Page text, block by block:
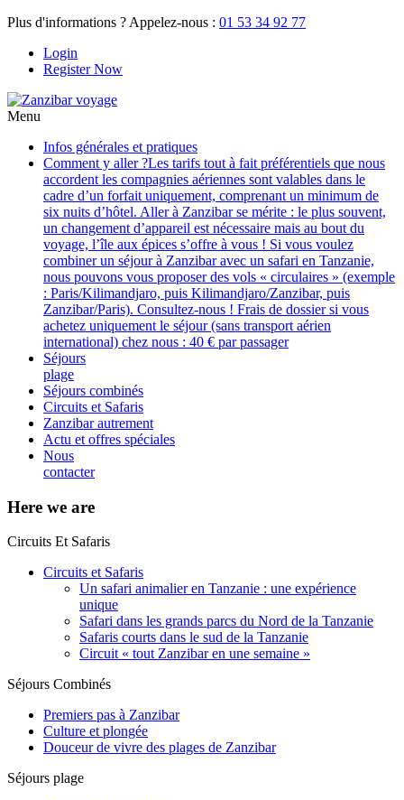
Plus d'informations ? Appelez-nous : 01 53 34 92 77
Login
Register Now
Menu
Infos générales et pratiques
Comment y aller ?Les tarifs tout à fait préférentiels que nous
accordent les compagnies aériennes sont valables dans le
cadre d’un forfait uniquement, comprenant un minimum de
six nuits d’hôtel. Aller à Zanzibar se mérite : le plus souvent,
un changement d’appareil est nécessaire mais au bout du
voyage, l’île aux épices s’offre à vous ! Si vous voulez
combiner un séjour à Zanzibar avec un safari en Tanzanie,
nous pouvons vous proposer des vols « circulaires » (exemple
: Paris/Kilimandjaro, puis Kilimandjaro/Zanzibar, puis
Zanzibar/Paris). Consultez-nous ! Frais de dossier si vous
achetez uniquement le séjour (sans transport aérien
international) chez nous : 40 € par passager
Séjours
plage
Séjours combinés
Circuits et Safaris
Zanzibar autrement
Actu et offres spéciales
Nous
contacter
Here we are
Circuits Et Safaris
Circuits et Safaris
Un safari animalier en Tanzanie : une expérience
unique
Safari dans les grands parcs du Nord de la Tanzanie
Safaris courts dans le sud de la Tanzanie
Circuit « tout Zanzibar en une semaine »
Séjours Combinés
Premiers pas à Zanzibar
Culture et plongée
Douceur de vivre des plages de Zanzibar
Séjours plage